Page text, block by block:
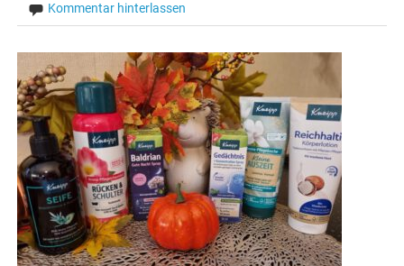
Kommentar hinterlassen